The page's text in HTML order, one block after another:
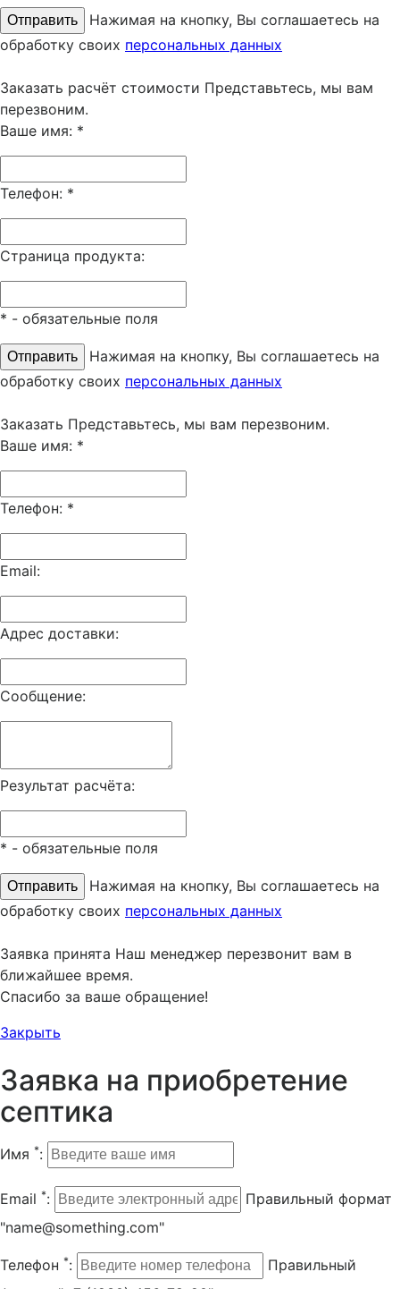
Нажимая на кнопку, Вы соглашаетесь на
обработку своих персональных данных
Заказать расчёт стоимости Представьтесь, мы вам
перезвоним.
Ваше имя: *
Телефон: *
Страница продукта:
* - обязательные поля
Нажимая на кнопку, Вы соглашаетесь на
обработку своих персональных данных
Заказать Представьтесь, мы вам перезвоним.
Ваше имя: *
Телефон: *
Email:
Адрес доставки:
Сообщение:
Результат расчёта:
* - обязательные поля
Нажимая на кнопку, Вы соглашаетесь на
обработку своих персональных данных
Заявка принята Наш менеджер перезвонит вам в
ближайшее время.
Спасибо за ваше обращение!
Закрыть
Заявка на приобретение
септика
Имя *:
Email *:
Правильный формат
"name@something.com"
Телефон *:
Правильный